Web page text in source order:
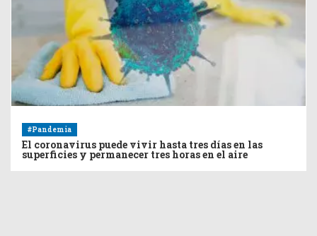
#Pandemia
El coronavirus puede vivir hasta tres días en las
superficies y permanecer tres horas en el aire